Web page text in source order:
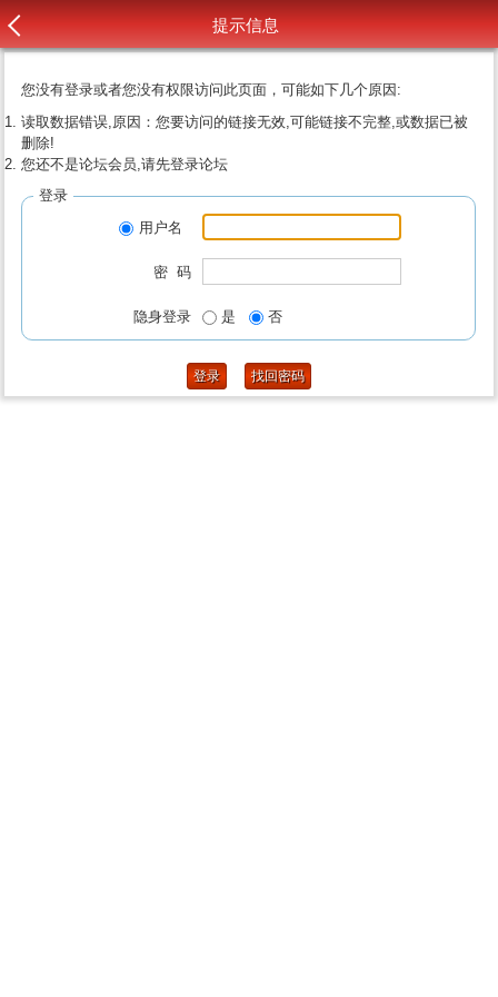
提示信息
您没有登录或者您没有权限访问此页面，可能如下几个原因:
读取数据错误,原因：您要访问的链接无效,可能链接不完整,或数据已被
删除!
您还不是论坛会员,请先登录论坛
登录
用户名
密 码
隐身登录 是 否